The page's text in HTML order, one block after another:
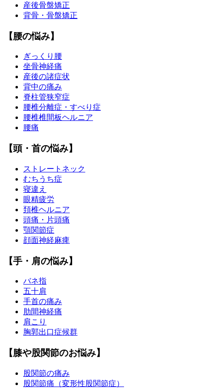
産後骨盤矯正
背骨・骨盤矯正
【腰の悩み】
ぎっくり腰
坐骨神経痛
産後の諸症状
背中の痛み
脊柱管狭窄症
腰椎分離症・すべり症
腰椎椎間板ヘルニア
腰痛
【頭・首の悩み】
ストレートネック
むちうち症
寝違え
眼精疲労
頚椎ヘルニア
頭痛・片頭痛
顎関節症
顔面神経麻痺
【手・肩の悩み】
バネ指
五十肩
手首の痛み
肋間神経痛
肩こり
胸郭出口症候群
【膝や股関節のお悩み】
股関節の痛み
股関節痛（変形性股関節症）